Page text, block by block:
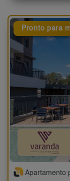
Pronto para
Apartamento